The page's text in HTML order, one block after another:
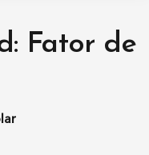
Fator de